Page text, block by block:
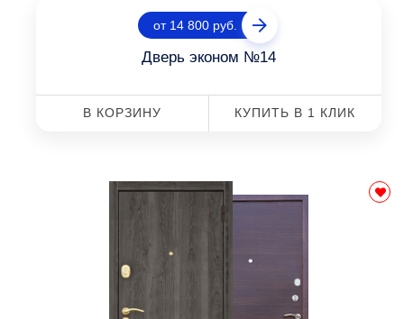
от 14 800 руб.
Дверь эконом №14
В КОРЗИНУ КУПИТЬ В 1 КЛИК